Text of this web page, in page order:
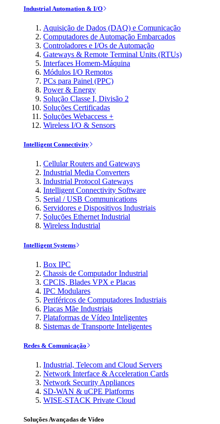
Industrial Automation & I/O
Aquisição de Dados (DAQ) e Comunicação
Computadores de Automação Embarcados
Controladores e I/Os de Automação
Gateways & Remote Terminal Units (RTUs)
Interfaces Homem-Máquina
Módulos I/O Remotos
PCs para Painel (PPC)
Power & Energy
Solução Classe I, Divisão 2
Soluções Certificadas
Soluções Webaccess +
Wireless I/O & Sensors
Intelligent Connectivity
Cellular Routers and Gateways
Industrial Media Converters
Industrial Protocol Gateways
Intelligent Connectivity Software
Serial / USB Communications
Servidores e Dispositivos Industriais
Soluções Ethernet Industrial
Wireless Industrial
Intelligent Systems
Box IPC
Chassis de Computador Industrial
CPCIS, Blades VPX e Placas
IPC Modulares
Periféricos de Computadores Industriais
Placas Mãe Industriais
Plataformas de Vídeo Inteligentes
Sistemas de Transporte Inteligentes
Redes & Comunicação
Industrial, Telecom and Cloud Servers
Network Interface & Acceleration Cards
Network Security Appliances
SD-WAN & uCPE Platforms
WISE-STACK Private Cloud
Soluções Avançadas de Vídeo